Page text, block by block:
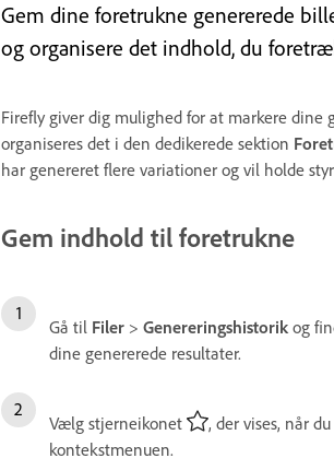
Gem dine foretrukne genererede
og organisere det indhold, du
Firefly giver dig mulighed for at markere dine
organiseres det i den dedikerede sektion
har genereret flere variationer og vil holde
Gem indhold til foretrukne
Gå til Filer > Genereringshistorik og
dine genererede resultater.
Vælg stjerneikonet , der vises, når
kontekstmenuen.